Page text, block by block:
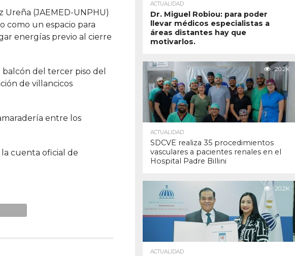
(JAEMED-UNPHU)
como un espacio para
energías previo al cierre
del tercer piso del
de villancicos
entre los
cuenta oficial de
ACTUALIDAD
Dr. Miguel Robiou: para poder
llevar médicos especialistas a
áreas distantes hay que
motivarlos.
20.2K
ACTUALIDAD
SDCVE realiza 35 procedimientos
vasculares a pacientes renales en el
Hospital Padre Billini
20.2K
ACTUALIDAD